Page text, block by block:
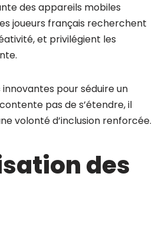
des appareils mobiles
joueurs français recherchent
et privilégient les
pour séduire un
pas de s’étendre, il
volonté d’inclusion renforcée.
des